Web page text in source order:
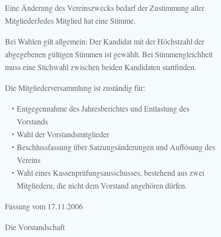
Eine Änderung des Vereinszwecks bedarf der Zustimmung aller
MitgliederJedes Mitglied hat eine Stimme.
Bei Wahlen gilt allgemein: Der Kandidat mit der Höchstzahl der
abgegebenen gültigen Stimmen ist gewählt. Bei Stimmengleichheit
muss eine Stichwahl zwischen beiden Kandidaten stattfinden.
Die Mitgliederversammlung ist zuständig für:
Entgegennahme des Jahresberichtes und Entlastung des
Vorstands
Wahl der Vorstandsmitglieder
Beschlussfassung über Satzungsänderungen und Auflösung des
Vereins
Wahl eines Kassenprüfungsausschusses, bestehend aus zwei
Mitgliedern, die nicht dem Vorstand angehören dürfen.
Fassung vom 17.11.2006
Die Vorstandschaft